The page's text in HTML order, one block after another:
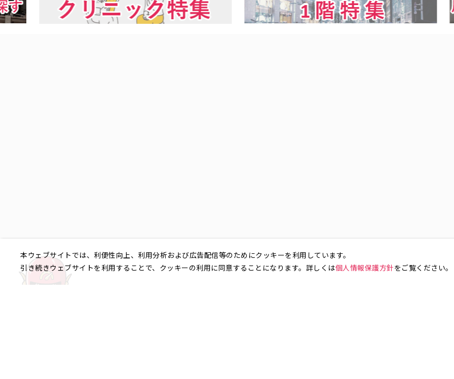
本ウェブサイトでは、利便性向上、利用分析および広告配信等のためにクッキーを利用しています。
引き続きウェブサイトを利用することで、クッキーの利用に同意することになります。詳しくは個人情報保護方針をご覧ください。